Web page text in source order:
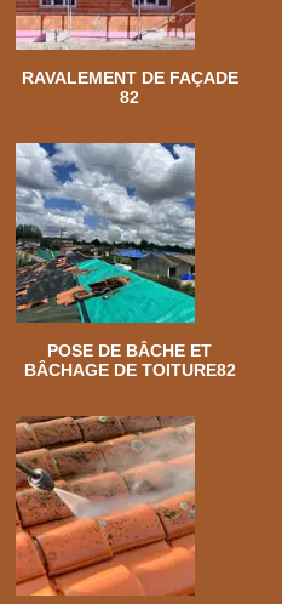
RAVALEMENT DE FAÇADE
82
POSE DE BÂCHE ET
BÂCHAGE DE TOITURE82